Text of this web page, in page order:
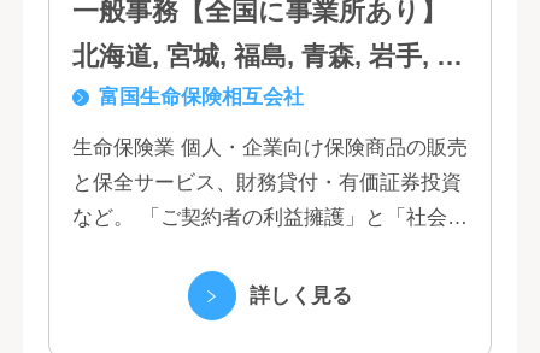
一般事務【全国に事業所あり】
北海道, 宮城, 福島, 青森, 岩手, 秋
田, 山形, 東京, 神奈川, 千葉, 埼
玉, 茨城, 栃木, 群馬, 新潟, 石川,
富山, 福井, 長野, 山梨, 愛知, 静
岡, 三重, 岐阜, 大阪, 京都, 兵庫,
滋賀, 奈良, 和歌山, 広島, 岡山, 山
口, 鳥取, 島根, 香川, 愛媛, 徳島,
富国生命保険相互会社
生命保険業 個人・企業向け保険商品の販売
と保全サービス、財務貸付・有価証券投資
など。 「ご契約者の利益擁護」と「社会へ
づく「お客さま基点」をスローガンに掲
詳しく見る